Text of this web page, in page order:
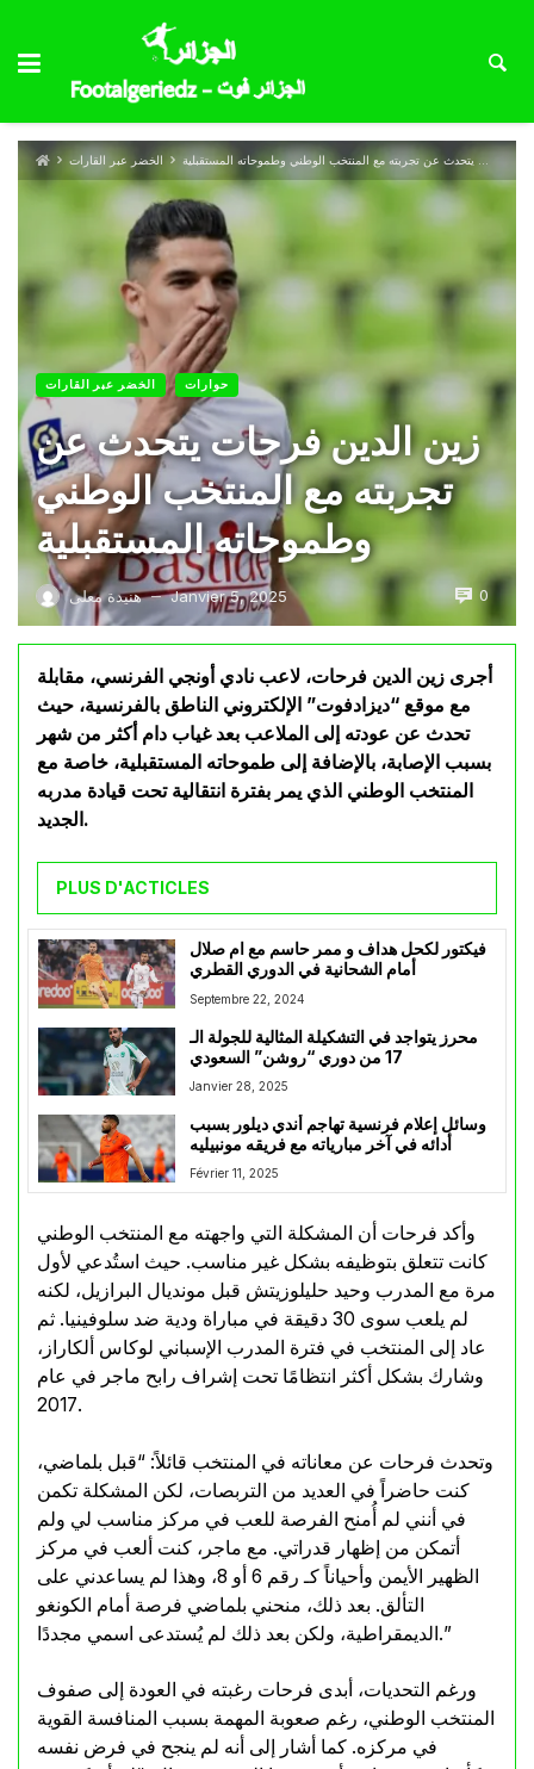
الخضر عبر القارات زين الدين فرحات يتحدث عن تجربته مع المنتخب الوطني وطموحاته المستقبلية
الخضر عبر القارات حوارات
زين الدين فرحات يتحدث عن
تجربته مع المنتخب الوطني
وطموحاته المستقبلية
هنيدة معلى — Janvier 5, 2025 0
أجرى زين الدين فرحات، لاعب نادي أونجي الفرنسي، مقابلة
مع موقع “ديزادفوت” الإلكتروني الناطق بالفرنسية، حيث
تحدث عن عودته إلى الملاعب بعد غياب دام أكثر من شهر
بسبب الإصابة، بالإضافة إلى طموحاته المستقبلية، خاصة مع
المنتخب الوطني الذي يمر بفترة انتقالية تحت قيادة مدربه
الجديد.
PLUS D'ACTICLES
فيكتور لكحل هداف و ممر حاسم مع ام صلال
أمام الشحانية في الدوري القطري
Septembre 22, 2024
محرز يتواجد في التشكيلة المثالية للجولة الـ
17 من دوري “روشن” السعودي
Janvier 28, 2025
وسائل إعلام فرنسية تهاجم أندي ديلور بسبب
أدائه في آخر مبارياته مع فريقه مونبيليه
Février 11, 2025
وأكد فرحات أن المشكلة التي واجهته مع المنتخب الوطني
كانت تتعلق بتوظيفه بشكل غير مناسب. حيث استُدعي لأول
مرة مع المدرب وحيد حليلوزيتش قبل مونديال البرازيل، لكنه
لم يلعب سوى 30 دقيقة في مباراة ودية ضد سلوفينيا. ثم
عاد إلى المنتخب في فترة المدرب الإسباني لوكاس ألكاراز،
وشارك بشكل أكثر انتظامًا تحت إشراف رابح ماجر في عام
2017.
وتحدث فرحات عن معاناته في المنتخب قائلاً: “قبل بلماضي،
كنت حاضراً في العديد من التربصات، لكن المشكلة تكمن
في أنني لم أُمنح الفرصة للعب في مركز مناسب لي ولم
أتمكن من إظهار قدراتي. مع ماجر، كنت ألعب في مركز
الظهير الأيمن وأحياناً كـ رقم 6 أو 8، وهذا لم يساعدني على
التألق. بعد ذلك، منحني بلماضي فرصة أمام الكونغو
الديمقراطية، ولكن بعد ذلك لم يُستدعى اسمي مجددًا.”
ورغم التحديات، أبدى فرحات رغبته في العودة إلى صفوف
المنتخب الوطني، رغم صعوبة المهمة بسبب المنافسة القوية
في مركزه. كما أشار إلى أنه لم ينجح في فرض نفسه